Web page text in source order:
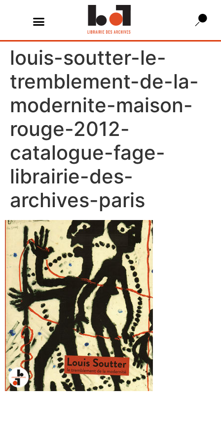
louis-soutter-le-
tremblement-de-la-
modernite-maison-
rouge-2012-
catalogue-fage-
librairie-des-
archives-paris